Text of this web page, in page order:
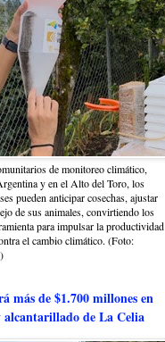
de monitoreo climático,
y en el Alto del Toro, los
pueden anticipar cosechas, ajustar
de sus animales, convirtiendo los
para impulsar la productividad
el cambio climático. (Foto:
más de $1.700 millones en
alcantarillado de La Celia